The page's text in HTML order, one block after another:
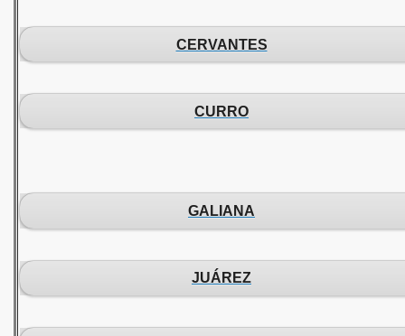
CERVANTES
CURRO
GALIANA
JUÁREZ